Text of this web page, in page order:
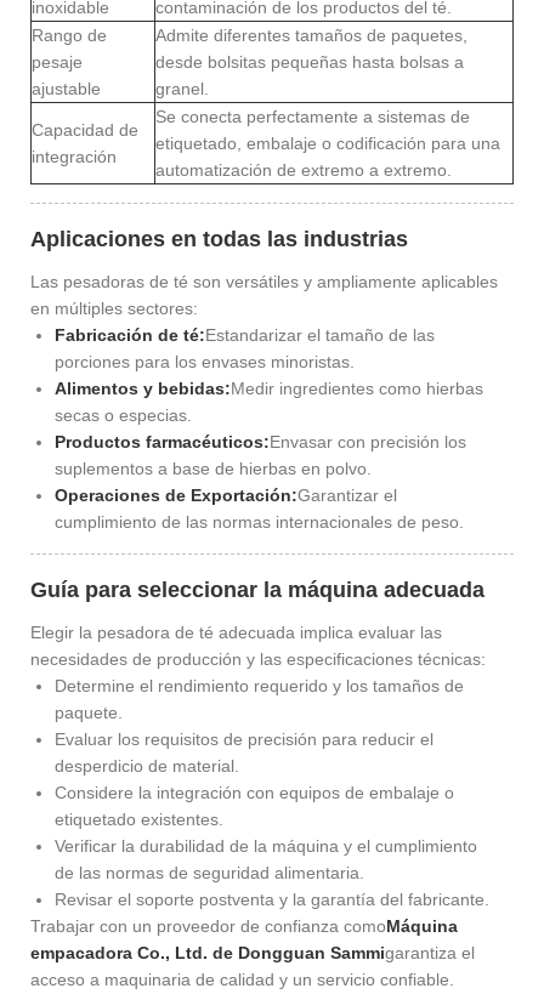
inoxidable
contaminación de los productos del té.
Rango de
pesaje
ajustable
Admite diferentes tamaños de paquetes,
desde bolsitas pequeñas hasta bolsas a
granel.
Capacidad de
integración
Se conecta perfectamente a sistemas de
etiquetado, embalaje o codificación para una
automatización de extremo a extremo.
Aplicaciones en todas las industrias
Las pesadoras de té son versátiles y ampliamente aplicables
en múltiples sectores:
Fabricación de té:Estandarizar el tamaño de las
porciones para los envases minoristas.
Alimentos y bebidas:Medir ingredientes como hierbas
secas o especias.
Productos farmacéuticos:Envasar con precisión los
suplementos a base de hierbas en polvo.
Operaciones de Exportación:Garantizar el
cumplimiento de las normas internacionales de peso.
Guía para seleccionar la máquina adecuada
Elegir la pesadora de té adecuada implica evaluar las
necesidades de producción y las especificaciones técnicas:
Determine el rendimiento requerido y los tamaños de
paquete.
Evaluar los requisitos de precisión para reducir el
desperdicio de material.
Considere la integración con equipos de embalaje o
etiquetado existentes.
Verificar la durabilidad de la máquina y el cumplimiento
de las normas de seguridad alimentaria.
Revisar el soporte postventa y la garantía del fabricante.
Trabajar con un proveedor de confianza comoMáquina
empacadora Co., Ltd. de Dongguan Sammigarantiza el
acceso a maquinaria de calidad y un servicio confiable.